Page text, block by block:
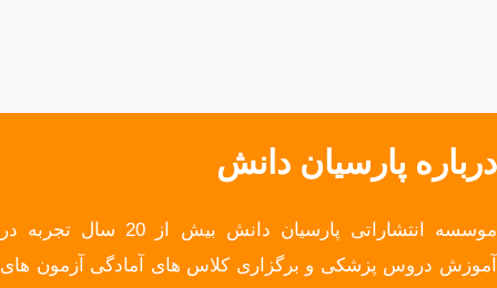
درباره پارسیان دانش
موسسه انتشاراتی پارسیان دانش بیش از 20 سال تجربه در
آموزش دروس پزشکی و برگزاری کلاس های آمادگی آزمون های